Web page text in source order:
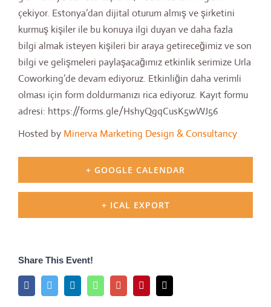
çekiyor. Estonya’dan dijital oturum almış ve şirketini
kurmuş kişiler ile bu konuya ilgi duyan ve daha fazla
bilgi almak isteyen kişileri bir araya getireceğimiz ve son
bilgi ve gelişmeleri paylaşacağımız etkinlik serimize Urla
Coworking’de devam ediyoruz. Etkinliğin daha verimli
olması için form doldurmanızı rica ediyoruz. Kayıt formu
adresi: https://forms.gle/HshyQgqCusK5wWJ56
Hosted by Minerva Marketing Design & Consultancy
+ GOOGLE CALENDAR
+ ICAL EXPORT
Share This Event!
FacebookTwitter LinkedInWhatsappGoogle+Pinterest